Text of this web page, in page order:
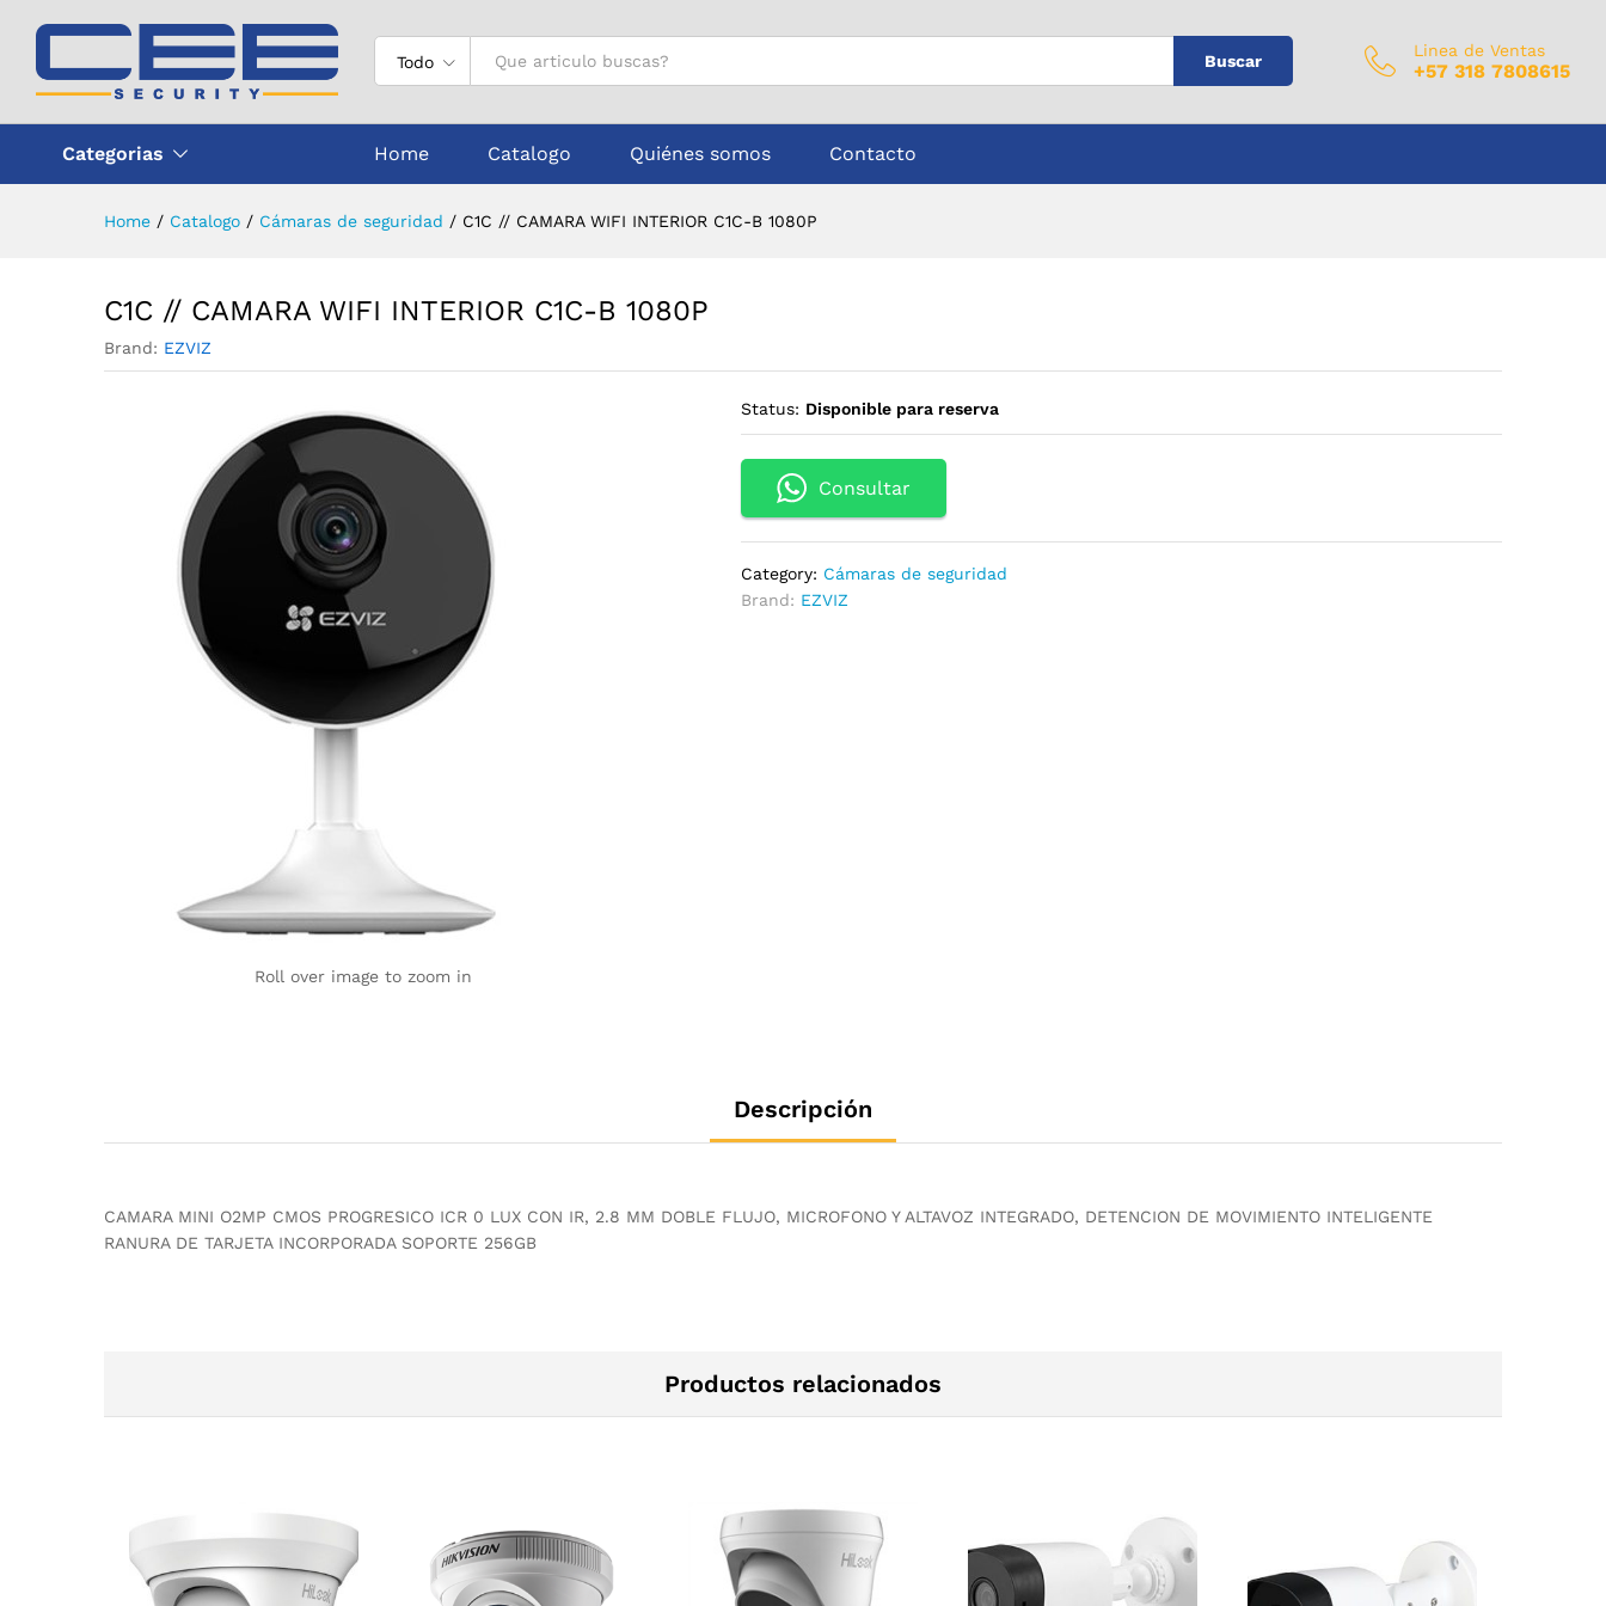
Todo Buscar
Linea de Ventas
+57 318 7808615
Categorias Home Catalogo Quiénes somos Contacto
Home / Catalogo / Cámaras de seguridad / C1C // CAMARA WIFI INTERIOR C1C-B 1080P
C1C // CAMARA WIFI INTERIOR C1C-B 1080P
Brand: EZVIZ
Roll over image to zoom in
Status: Disponible para reserva
Consultar
Category: Cámaras de seguridad
Brand: EZVIZ
Descripción
CAMARA MINI O2MP CMOS PROGRESICO ICR 0 LUX CON IR, 2.8 MM DOBLE FLUJO, MICROFONO Y ALTAVOZ INTEGRADO, DETENCION DE MOVIMIENTO INTELIGENTE
RANURA DE TARJETA INCORPORADA SOPORTE 256GB
Productos relacionados
Descripción